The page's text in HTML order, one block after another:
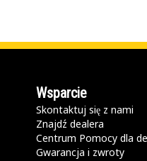
Wsparcie
Skontaktuj się z nami
Znajdź dealera
Centrum Pomocy dla
Gwarancja i zwroty